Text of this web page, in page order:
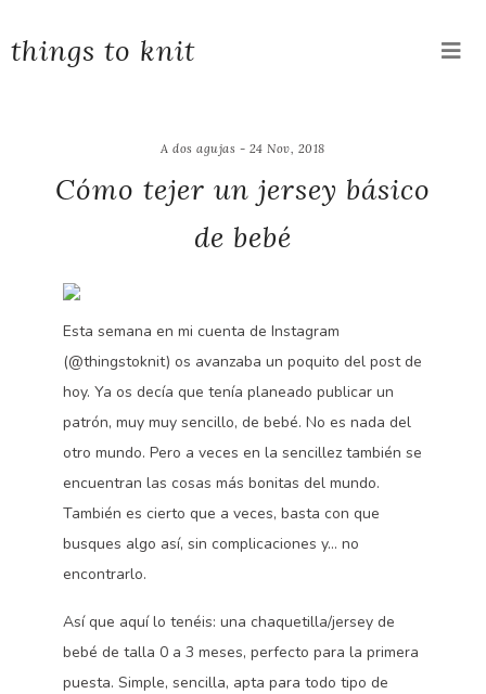
things to knit
A dos agujas - 24 Nov, 2018
Cómo tejer un jersey básico
de bebé
Esta semana en mi cuenta de Instagram
(@thingstoknit) os avanzaba un poquito del post de
hoy. Ya os decía que tenía planeado publicar un
patrón, muy muy sencillo, de bebé. No es nada del
otro mundo. Pero a veces en la sencillez también se
encuentran las cosas más bonitas del mundo.
También es cierto que a veces, basta con que
busques algo así, sin complicaciones y… no
encontrarlo.
Así que aquí lo tenéis: una chaquetilla/jersey de
bebé de talla 0 a 3 meses, perfecto para la primera
puesta. Simple, sencilla, apta para todo tipo de